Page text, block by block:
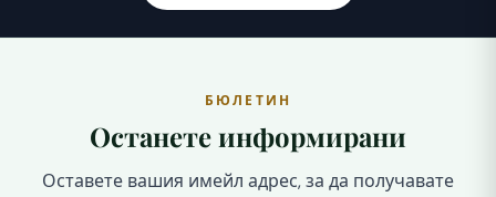
БЮЛЕТИН
Останете информирани
Оставете вашия имейл адрес, за да получавате